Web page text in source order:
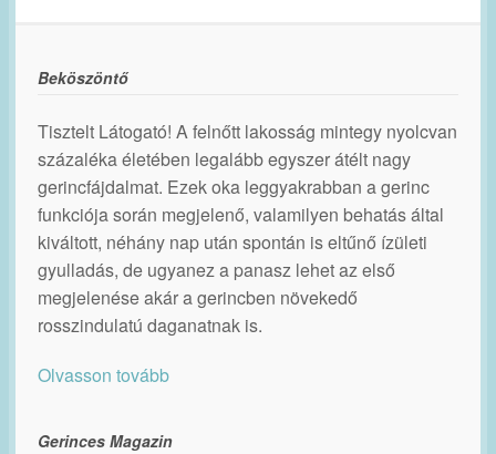
Beköszöntő
Tisztelt Látogató! A felnőtt lakosság mintegy nyolcvan
százaléka életében legalább egyszer átélt nagy
gerincfájdalmat. Ezek oka leggyakrabban a gerinc
funkciója során megjelenő, valamilyen behatás által
kiváltott, néhány nap után spontán is eltűnő ízületi
gyulladás, de ugyanez a panasz lehet az első
megjelenése akár a gerincben növekedő
rosszindulatú daganatnak is.
Olvasson tovább
Gerinces Magazin